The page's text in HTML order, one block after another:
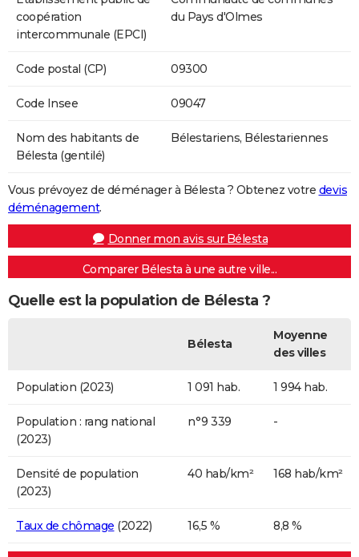
coopération
intercommunale (EPCI)
du Pays d'Olmes
Code postal (CP) 09300
Code Insee 09047
Nom des habitants de
Bélesta (gentilé)
Bélestariens, Bélestariennes
Vous prévoyez de déménager à Bélesta ? Obtenez votre devis
déménagement.
Donner mon avis sur Bélesta
Comparer Bélesta à une autre ville...
Quelle est la population de Bélesta ?
Bélesta
Moyenne
des villes
Population (2023) 1 091 hab. 1 994 hab.
Population : rang national
(2023)
n°9 339 -
Densité de population
(2023)
40 hab/km² 168 hab/km²
Taux de chômage (2022) 16,5 % 8,8 %